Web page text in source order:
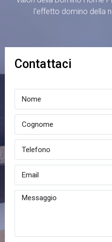
l'effetto domino della
Contattaci